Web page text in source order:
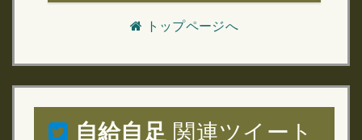
トップページへ
自給自足 関連ツイート